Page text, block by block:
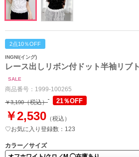
2点10％OFF
INGNI(イング)
レース出しリボン付ドット半袖リブ
SALE
商品番号： 1999-100265
￥3,190（税込） 21％OFF
￥2,530 （税込）
♡お気に入り登録数：123
カラー／サイズ